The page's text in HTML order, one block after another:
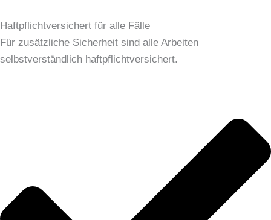
Haftpflichtversichert für alle Fälle
Für zusätzliche Sicherheit sind alle Arbeiten
selbstverständlich haftpflichtversichert.